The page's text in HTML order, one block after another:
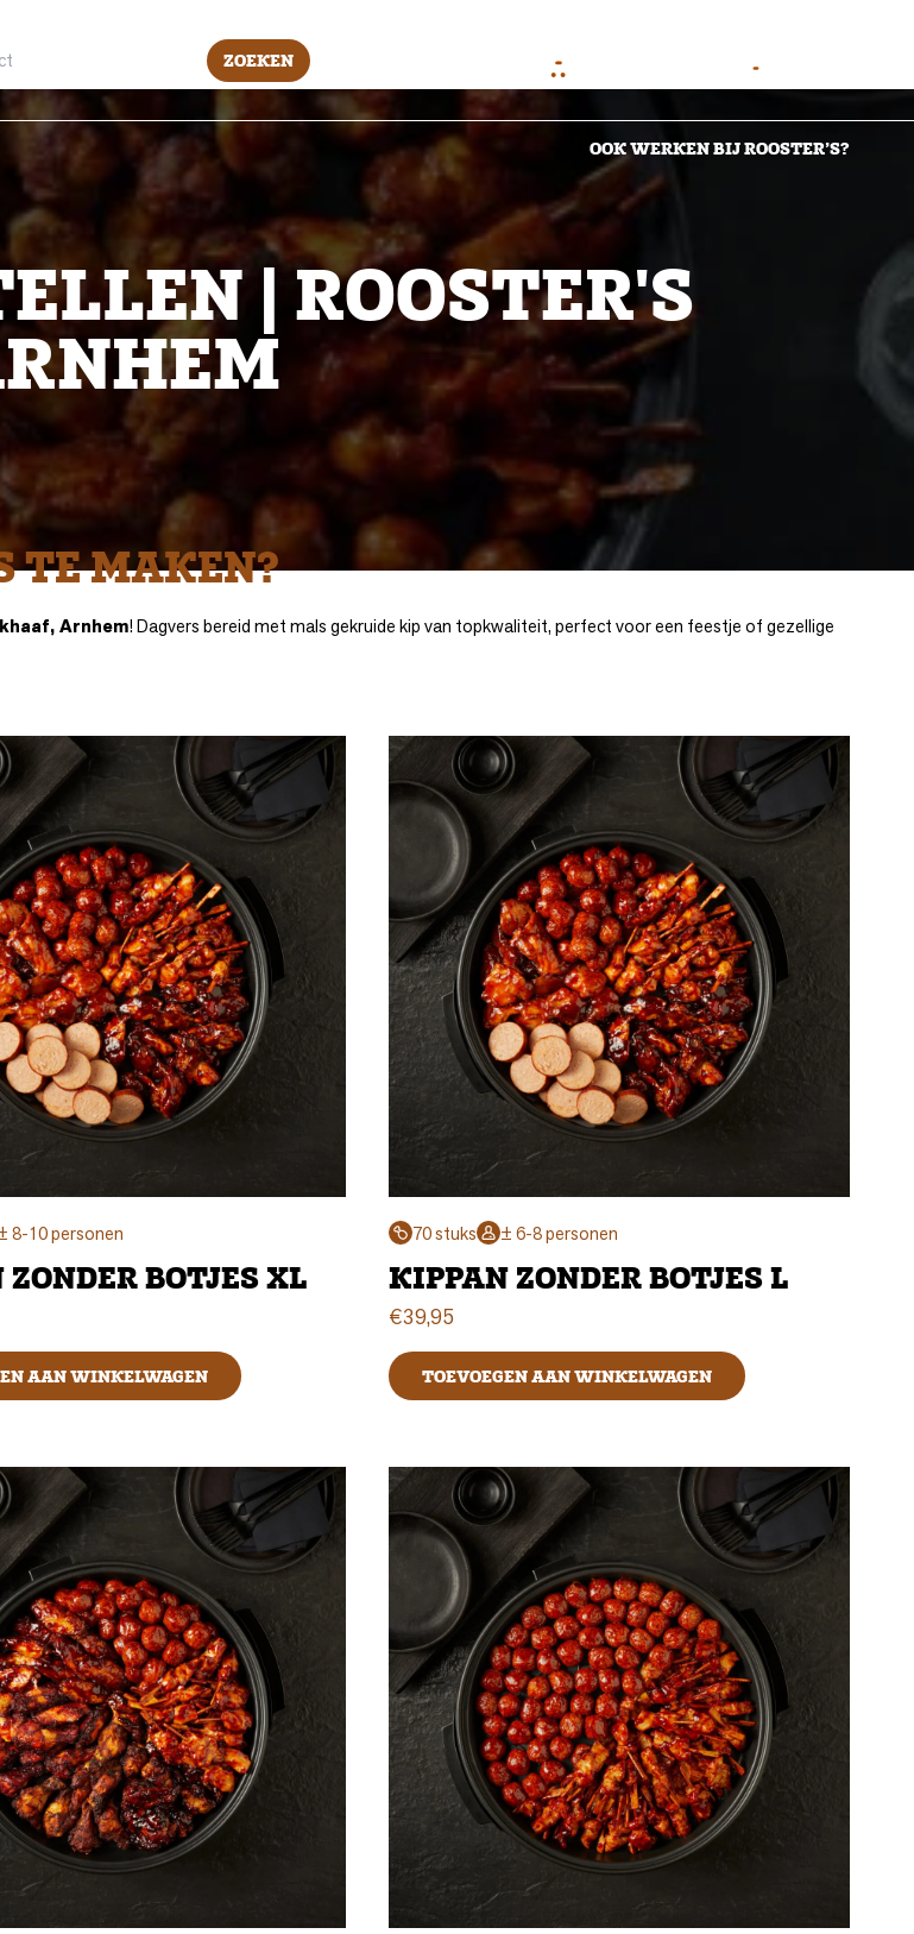
ZOEKEN
OOK WERKEN BIJ ROOSTER’S?
| ROOSTER'S
TE MAKEN?
Arnhem! Dagvers bereid met mals gekruide kip van topkwaliteit, perfect voor een feestje of gezellige
8-10 personen
BOTJES XL
AAN WINKELWAGEN
70 stuks ± 6-8 personen
KIPPAN ZONDER BOTJES L
€39,95
TOEVOEGEN AAN WINKELWAGEN